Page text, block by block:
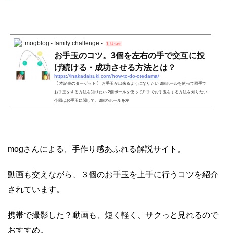
mogblog - family challenge - 1 User
お手玉のコツ。3個を左右の手で交互に投
げ続ける・成功させる方法とは？
https://inakadaisuki.com/how-to-do-otedama/
【 本記事のターゲット 】 お手玉が出来るようになりたい 3個ボールを使って両手で
お手玉をする方法を知りたい 2個ボールを使って片手でお手玉をする方法を知りたい
今回はお手玉に関して、3個のボールを左
mogさんによる、手作り感あふれる解説サイト。
動画も交えながら、３個のお手玉を上手に行うコツを紹介
されています。
携帯で撮影した？動画も、短く軽く、サクっと見れるので
おすすめ。